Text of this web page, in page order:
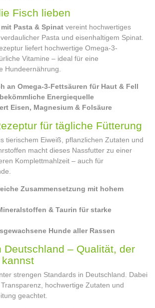
Fisch lieben
mit Pasta & Spinat vereint hochwertiges
Pasta und eisenhaltigem Spinat.
liefert hochwertige Omega-3-
Vitamine – ideal für eine
Hundeernährung.
an Omega-3-Fettsäuren für Haut & Fell
Energiequelle
Eisen, Magnesium & Folsäure
für tägliche Fütterung
tierischem Eiweiß, pflanzlichen Zutaten und
macht dieses Nassfutter zu einer
Komplettmahlzeit – auch für
Zusammensetzung mit hohem
& Taurin für starke
Hunde aller Rassen
Deutschland – Qualität, der
strengen Standards in Deutschland. Dabei
hochwertige Zutaten und
geachtet.